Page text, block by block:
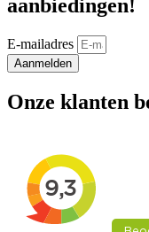
aanbiedingen!
E-mailadres
Aanmelden
Onze klanten